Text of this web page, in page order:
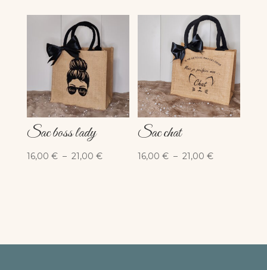
Sac boss lady
16,00 € – 21,00 €Plage
Sac chat
16,00€ – 21,00€Plage